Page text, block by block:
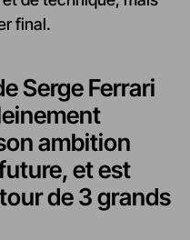
final.
Serge Ferrari
ambition
et est
de 3 grands